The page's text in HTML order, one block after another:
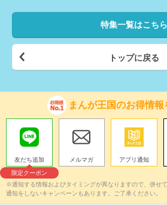
特集一覧はこちら
トップに戻る
まんが王国のお得情報
友だち追加
限定クーポン
メルマガ アプリ通知
※通知する情報およびタイミングが異なりますので、併せ
通知をしないキャンペーンもあります。ご了承ください。